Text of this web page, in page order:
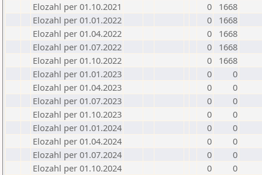
Elozahl per 01.10.2021
0
1668
Elozahl per 01.01.2022
0
1668
Elozahl per 01.04.2022
0
1668
Elozahl per 01.07.2022
0
1668
Elozahl per 01.10.2022
0
1668
Elozahl per 01.01.2023
0
0
Elozahl per 01.04.2023
0
0
Elozahl per 01.07.2023
0
0
Elozahl per 01.10.2023
0
0
Elozahl per 01.01.2024
0
0
Elozahl per 01.04.2024
0
0
Elozahl per 01.07.2024
0
0
Elozahl per 01.10.2024
0
0